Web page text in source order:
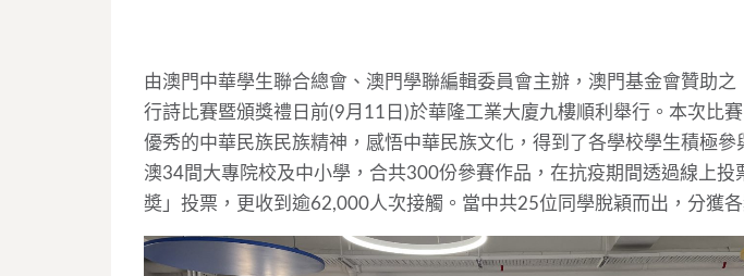
由澳門中華學生聯合總會、澳門學聯編輯委員會主辦，澳門基金會贊助之
行詩比賽暨頒獎禮日前(9月11日)於華隆工業大廈九樓順利舉行。本次比
優秀的中華民族民族精神，感悟中華民族文化，得到了各學校學生積極參
澳34間大專院校及中小學，合共300份參賽作品，在抗疫期間透過線上投
奬」投票，更收到逾62,000人次接觸。當中共25位同學脫穎而出，分獲各